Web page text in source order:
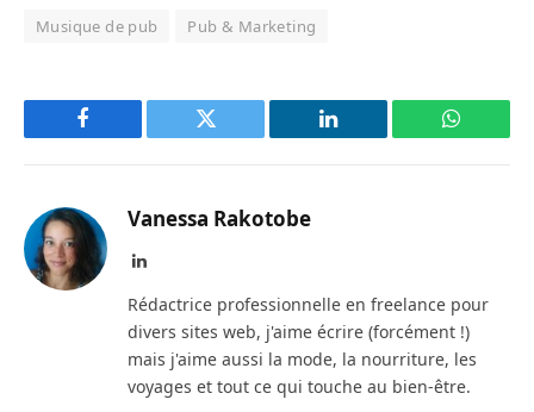
Musique de pub Pub & Marketing
Facebook Twitter LinkedIn
Vanessa Rakotobe
LinkedIn
Rédactrice professionnelle en freelance pour
divers sites web, j'aime écrire (forcément !)
mais j'aime aussi la mode, la nourriture, les
voyages et tout ce qui touche au bien-être.